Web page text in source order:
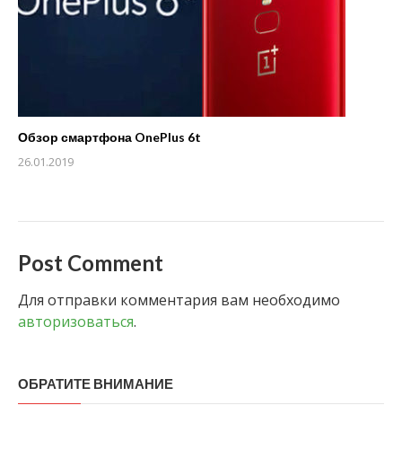
Обзор смартфона OnePlus 6t
26.01.2019
Post Comment
Для отправки комментария вам необходимо
авторизоваться.
ОБРАТИТЕ ВНИМАНИЕ